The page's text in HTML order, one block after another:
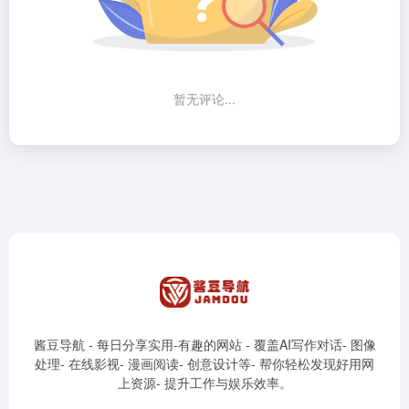
暂无评论...
酱豆导航 - 每日分享实用-有趣的网站 - 覆盖AI写作对话- 图像
处理- 在线影视- 漫画阅读- 创意设计等- 帮你轻松发现好用网
上资源- 提升工作与娱乐效率。